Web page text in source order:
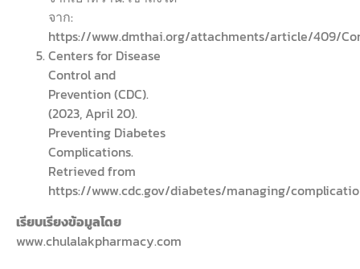
จาก:
https://www.dmthai.org/attachments/article/409/
Centers for Disease
Control and
Prevention (CDC).
(2023, April 20).
Preventing Diabetes
Complications.
Retrieved from
https://www.cdc.gov/diabetes/managing/
เรียบเรียงข้อมูลโดย
www.chulalakpharmacy.com